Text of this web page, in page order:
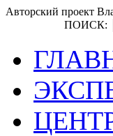
Авторский проект
ПОИСК: